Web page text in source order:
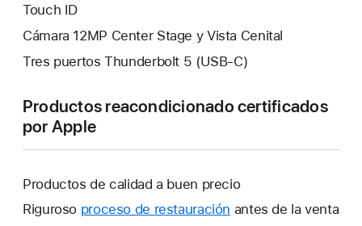
Touch ID
Cámara 12MP Center Stage y Vista Cenital
Tres puertos Thunderbolt 5 (USB-C)
Productos reacondicionado certificados
por Apple
Productos de calidad a buen precio
Riguroso proceso de restauración antes de la venta